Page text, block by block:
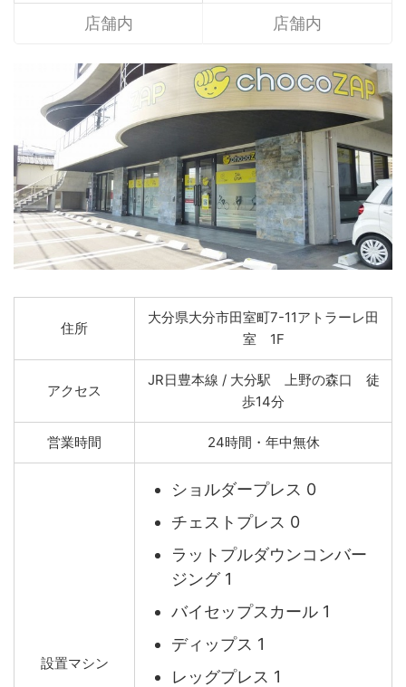
店舗内 店舗内
住所
大分県大分市田室町7-11アトラーレ田
室 1F
アクセス
JR日豊本線 / 大分駅 上野の森口 徒
歩14分
営業時間 24時間・年中無休
設置マシン
ショルダープレス 0
チェストプレス 0
ラットプルダウンコンバー
ジング 1
バイセップスカール 1
ディップス 1
レッグプレス 1